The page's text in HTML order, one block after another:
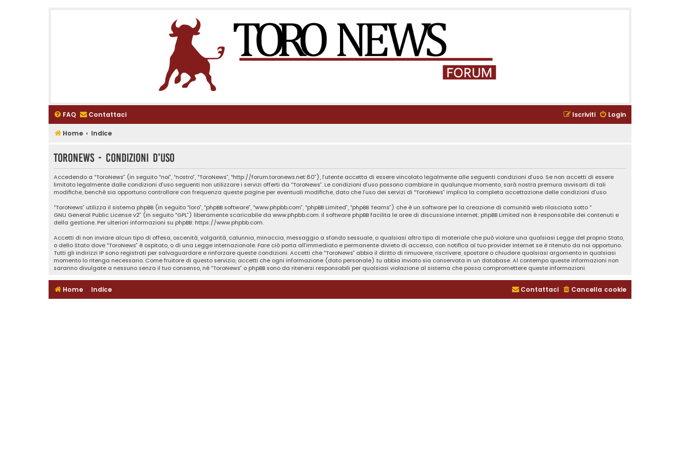
FAQ Contattaci Login
Iscriviti
Home Indice
ToroNews - Condizioni d’uso
Accedendo a “ToroNews” (in seguito “noi”, “nostro”, “ToroNews”, “http://forum.toronews.net:80”), l’utente accetta di essere vincolato legalmente alle seguenti condizioni d’uso. Se non accetti di essere
limitato legalmente dalle condizioni d’uso seguenti non utilizzare i servizi offerti da “ToroNews”. Le condizioni d’uso possono cambiare in qualunque momento, sarà nostra premura avvisarti di tali
modifiche, benché sia opportuno controllare con frequenza queste pagine per eventuali modifiche, dato che l’uso dei servizi di “ToroNews” implica la completa accettazione delle condizioni d’uso.
“ToroNews” utilizza il sistema phpBB (in seguito “loro”, “phpBB software”, “www.phpbb.com”, “phpBB Limited”, “phpBB Teams”) che è un software per la creazione di comunità web rilasciata sotto “
GNU General Public License v2” (in seguito “GPL”) liberamente scaricabile da www.phpbb.com. Il software phpBB facilita le aree di discussione internet; phpBB Limited non è responsabile dei contenuti e
della gestione. Per ulteriori informazioni su phpBB: https://www.phpbb.com.
Accetti di non inviare alcun tipo di offesa, oscenità, volgarità, calunnia, minaccia, messaggio a sfondo sessuale, o qualsiasi altro tipo di materiale che può violare una qualsiasi Legge del proprio Stato,
o dello Stato dove “ToroNews” è ospitato, o di una Legge internazionale. Fare ciò porta all’immediato e permanente divieto di accesso, con notifica al tuo provider Internet se è ritenuto da noi opportuno.
Tutti gli indirizzi IP sono registrati per salvaguardare e rinforzare queste condizioni. Accetti che “ToroNews” abbia il diritto di rimuovere, riscrivere, spostare o chiudere qualsiasi argomento in qualsiasi
momento lo ritenga necessario. Come fruitore di questo servizio, accetti che ogni informazione (dato personale) tu abbia inviato sia conservata in un database. Al contempo queste informazioni non
saranno divulgate a nessuno senza il tuo consenso, né “ToroNews” o phpBB sono da ritenersi responsabili per qualsiasi violazione al sistema che possa compromettere queste informazioni.
Home Indice Cancella cookie
Contattaci